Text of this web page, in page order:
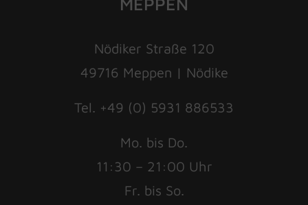
Nödiker Straße 120
49716 Meppen | Nödike
Tel. +49 (0) 5931 886533
Mo. bis Do.
11:30 – 21:00 Uhr
Fr. bis So.